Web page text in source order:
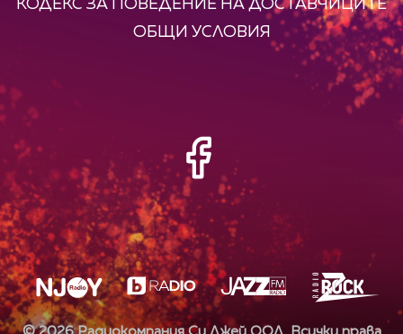
КОДЕКС ЗА ПОВЕДЕНИЕ НА ДОСТАВЧИЦИТЕ
ОБЩИ УСЛОВИЯ